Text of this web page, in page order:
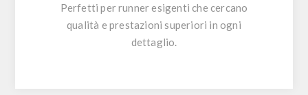
Perfetti per runner esigenti che cercano
qualità e prestazioni superiori in ogni
dettaglio.